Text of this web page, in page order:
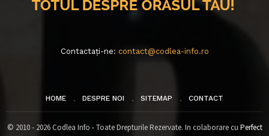
Contactați-ne: contact@codlea-info.ro
HOME DESPRE NOI SITEMAP CONTACT
© 2010 - 2026 Codlea Info - Toate Drepturile Rezervate. In colaborare cu Perfect